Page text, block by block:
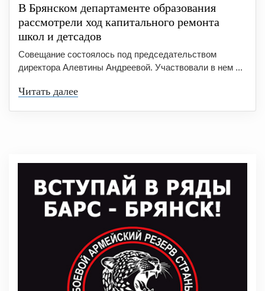
В Брянском департаменте образования
рассмотрели ход капитального ремонта
школ и детсадов
Совещание состоялось под председательством
директора Алевтины Андреевой. Участвовали в нем ...
Читать далее